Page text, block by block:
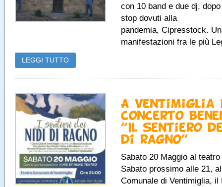
con 10 band e due dj,
stop dovuti alla
pandemia, Cipresstock.
manifestazioni fra le più
LEGGI TUTTO
A Ventimiglia
concerto
“Il sentiero
di ragno”
Sabato 20 Maggio al
Sabato prossimo alle 21,
Comunale di Ventimiglia, il